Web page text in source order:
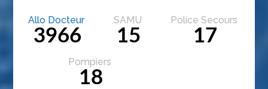
Allo Docteur
3966
SAMU
15
Police Secours
17
Pompiers
18